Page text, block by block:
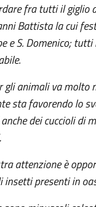
fra tutti il giglio
Battista la cui
e S. Domenico;
gli animali va molto
sta favorendo lo
dei cuccioli di
attenzione è
insetti presenti in